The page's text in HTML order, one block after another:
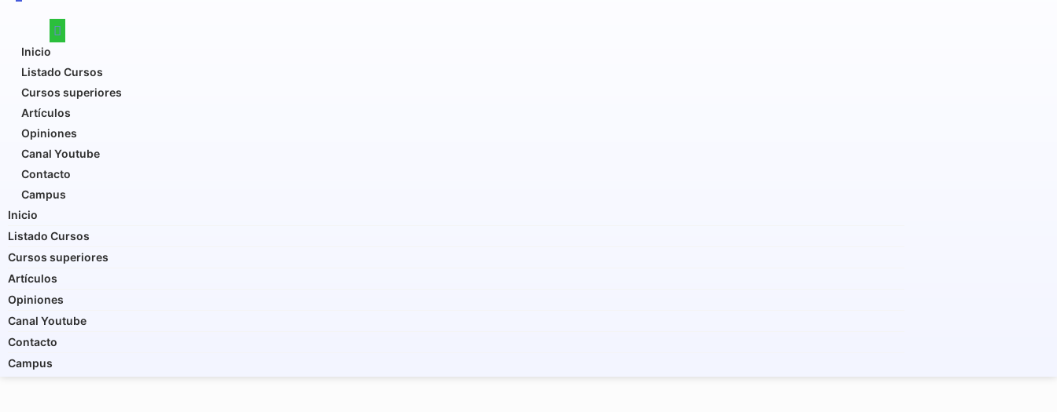
Inicio
Listado Cursos
Cursos superiores
Artículos
Opiniones
Canal Youtube
Contacto
Campus
Inicio
Listado Cursos
Cursos superiores
Artículos
Opiniones
Canal Youtube
Contacto
Campus